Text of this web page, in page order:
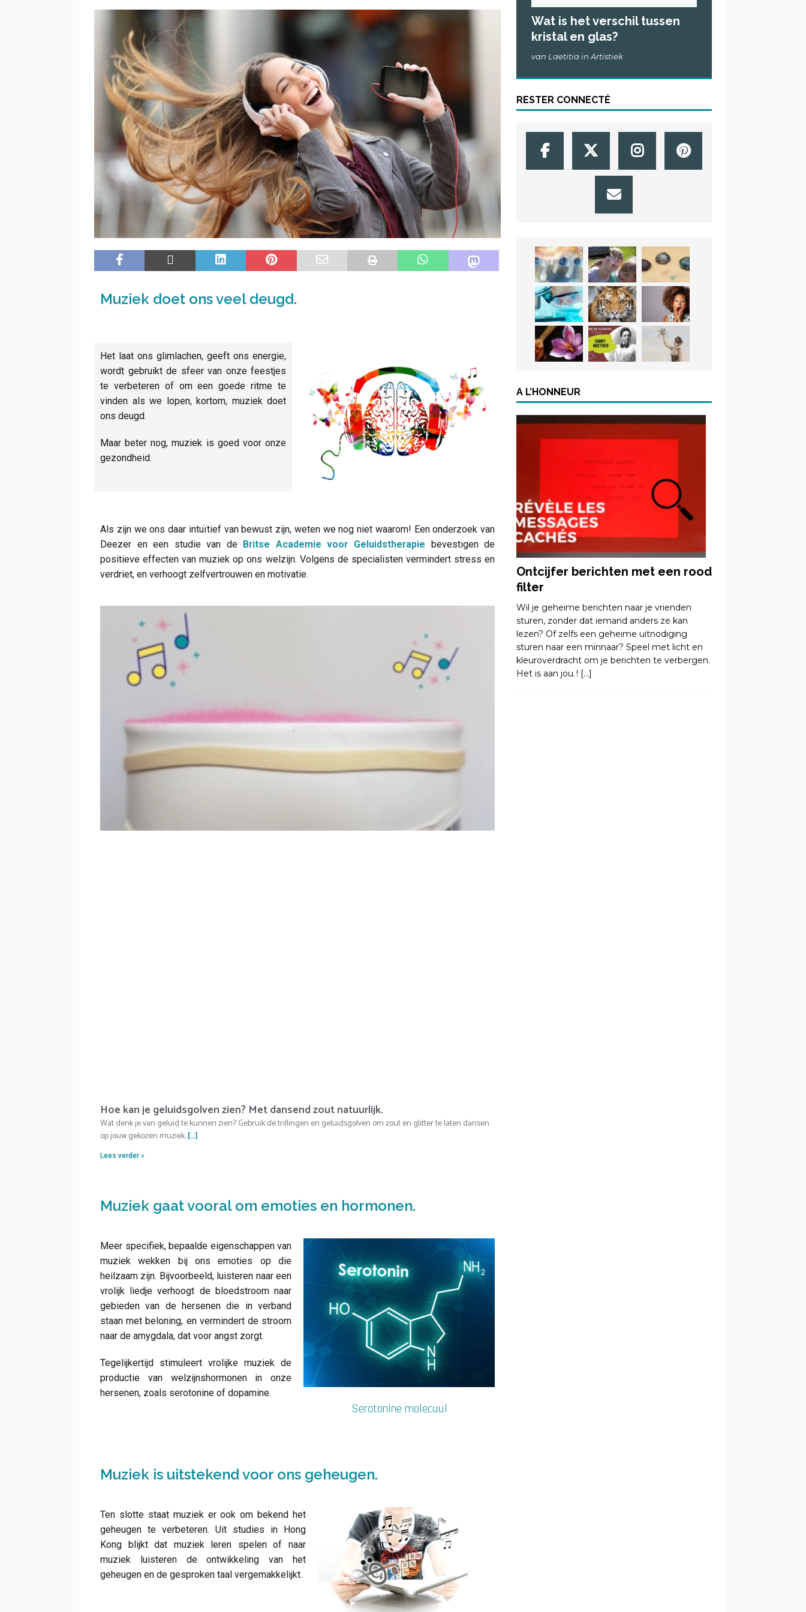
Muziek doet ons veel deugd.
Het laat ons glimlachen, geeft ons energie,
wordt gebruikt de sfeer van onze feestjes
te verbeteren of om een goede ritme te
vinden als we lopen, kortom, muziek doet
ons deugd.
Maar beter nog, muziek is goed voor onze
gezondheid.
Als zijn we ons daar intuïtief van bewust zijn, weten we nog niet waarom! Een onderzoek van
Deezer en een studie van de
Britse Academie voor Geluidstherapie bevestigen de
positieve effecten van muziek op ons welzijn. Volgens de specialisten vermindert stress en
verdriet, en verhoogt zelfvertrouwen en motivatie.
Hoe kan je geluidsgolven zien? Met dansend zout natuurlijk.
Wat denk je van geluid te kunnen zien? Gebruik de trillingen en geluidsgolven om zout en glitter te laten dansen
op jouw gekozen muziek.[…]
Lees verder »
Muziek gaat vooral om emoties en hormonen.
Meer specifiek, bepaalde eigenschappen van
muziek wekken bij ons emoties op die
heilzaam zijn. Bijvoorbeeld, luisteren naar een
vrolijk liedje verhoogt de bloedstroom naar
gebieden van de hersenen die in verband
staan met beloning, en vermindert de stroom
naar de amygdala, dat voor angst zorgt.
Tegelijkertijd stimuleert vrolijke muziek de
productie van welzijnshormonen in onze
hersenen, zoals serotonine of dopamine.
Serotonine molecuul
Muziek is uitstekend voor ons geheugen.
Ten slotte staat muziek er ook om bekend het
geheugen te verbeteren. Uit studies in Hong
Kong blijkt dat muziek leren spelen of naar
muziek luisteren de ontwikkeling van het
geheugen en de gesproken taal vergemakkelijkt.
Wat is het verschil tussen
kristal en glas?
van Laetitia in Artistiek
RESTER CONNECTÉ
A L’HONNEUR
Ontcijfer berichten met een rood
filter
Wil je geheime berichten naar je vrienden
sturen, zonder dat iemand anders ze kan
lezen? Of zelfs een geheime uitnodiging
sturen naar een minnaar? Speel met licht en
kleuroverdracht om je berichten te verbergen.
Het is aan jou. ! […]